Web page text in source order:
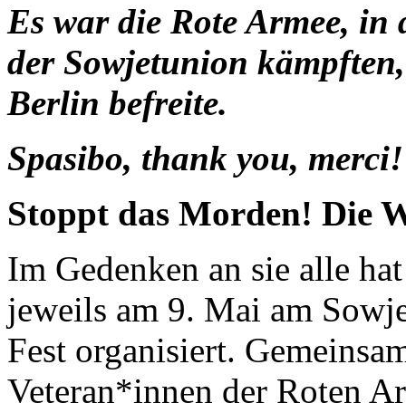
Es war die Rote Armee,
der Sowjetunion
Berlin befreite.
Spasibo, thank you, merci!
Stoppt das Morden! Die
Im Gedenken an sie alle
jeweils am 9. Mai am
Fest organisiert.
Veteran*innen der Roten